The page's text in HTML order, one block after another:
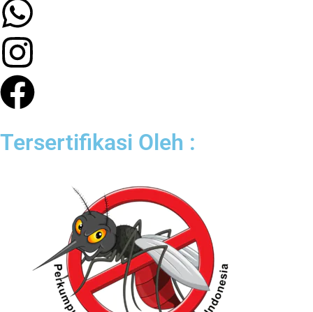
Tersertifikasi Oleh :